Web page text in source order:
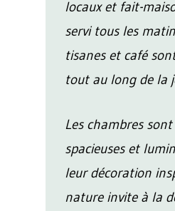
locaux et fait-
servi tous les
tisanes et café
tout au long de la
Les chambres sont
spacieuses et
leur décoration
nature invite à la